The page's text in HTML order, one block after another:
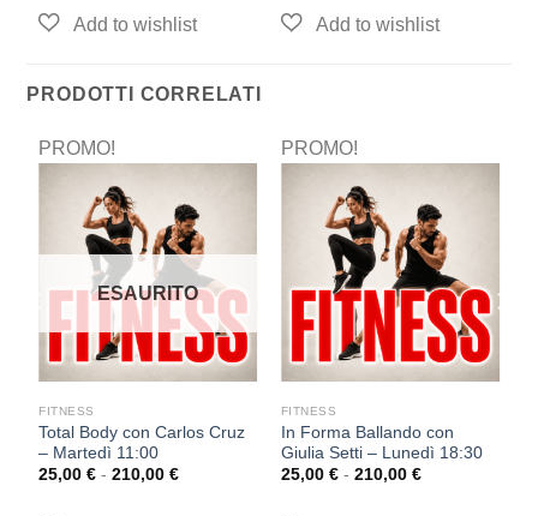
PRODOTTI CORRELATI
PROMO!
ESAURITO
FITNESS
Total Body con Carlos Cruz
– Martedì 11:00
25,00€ - 210,00€
PROMO!
FITNESS
In Forma Ballando con
Giulia Setti – Lunedì 18:30
25,00 € - 210,00 €